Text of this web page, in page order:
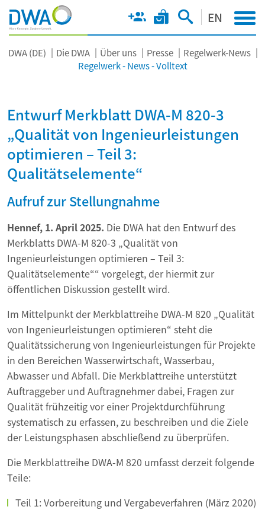
EN
DWA (DE) Die DWA Über uns Presse
Regelwerk-News
Regelwerk - News - Volltext
Entwurf Merkblatt DWA-M 820-3
„Qualität von Ingenieurleistungen
optimieren – Teil 3:
Qualitätselemente“
Aufruf zur Stellungnahme
Hennef, 1. April 2025. Die DWA hat den Entwurf des
Merkblatts DWA-M 820-3 „Qualität von
Ingenieurleistungen optimieren – Teil 3:
Qualitätselemente““ vorgelegt, der hiermit zur
öffentlichen Diskussion gestellt wird.
Im Mittelpunkt der Merkblattreihe DWA-M 820 „Qualität
von Ingenieurleistungen optimieren“ steht die
Qualitätssicherung von Ingenieurleistungen für Projekte
in den Bereichen Wasserwirtschaft, Wasserbau,
Abwasser und Abfall. Die Merkblattreihe unterstützt
Auftraggeber und Auftragnehmer dabei, Fragen zur
Qualität frühzeitig vor einer Projektdurchführung
systematisch zu erfassen, zu beschreiben und die Ziele
der Leistungsphasen abschließend zu überprüfen.
Die Merkblattreihe DWA-M 820 umfasst derzeit folgende
Teile:
Teil 1: Vorbereitung und Vergabeverfahren (März 2020)